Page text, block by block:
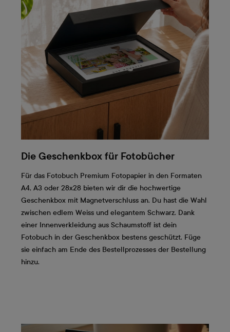
Die Geschenkbox für Fotobücher
Für das Fotobuch Premium Fotopapier in den Formaten
A4, A3 oder 28x28 bieten wir dir die hochwertige
Geschenkbox mit Magnetverschluss an. Du hast die Wahl
zwischen edlem Weiss und elegantem Schwarz. Dank
einer Innenverkleidung aus Schaumstoff ist dein
Fotobuch in der Geschenkbox bestens geschützt. Füge
sie einfach am Ende des Bestellprozesses der Bestellung
hinzu.